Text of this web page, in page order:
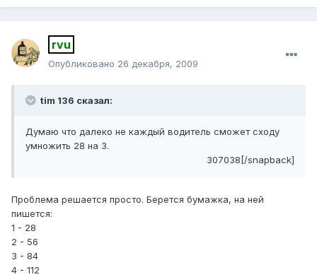
rvu
Опубликовано 26 декабря, 2009
tim 136 сказал:
Думаю что далеко не каждый водитель сможет сходу
умножить 28 на 3.
307038[/snapback]
Проблема решается просто. Берется бумажка, на ней
пишется:
1 - 28
2 - 56
3 - 84
4 - 112